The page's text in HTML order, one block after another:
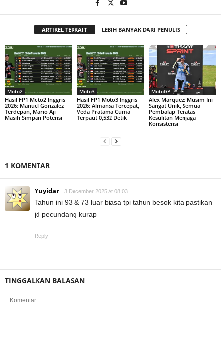
ARTIKEL TERKAIT LEBIH BANYAK DARI PENULIS
Moto2
Hasil FP1 Moto2 Inggris
2026: Manuel Gonzalez
Terdepan, Mario Aji
Masih Simpan Potensi
Moto3
Hasil FP1 Moto3 Inggris
2026: Almansa Tercepat,
Veda Pratama Cuma
Terpaut 0,532 Detik
MotoGP
Alex Marquez: Musim Ini
Sangat Unik, Semua
Pembalap Teratas
Kesulitan Menjaga
Konsistensi
1 KOMENTAR
Yuyidar 3 December 2025 At 08:03
Tahun ini 93 & 73 luar biasa tpi tahun besok kita pastikan
jd pecundang kurap
Reply
TINGGALKAN BALASAN